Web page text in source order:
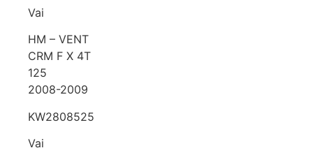
Vai
HM – VENT
CRM F X 4T
125
2008-2009
KW2808525
Vai